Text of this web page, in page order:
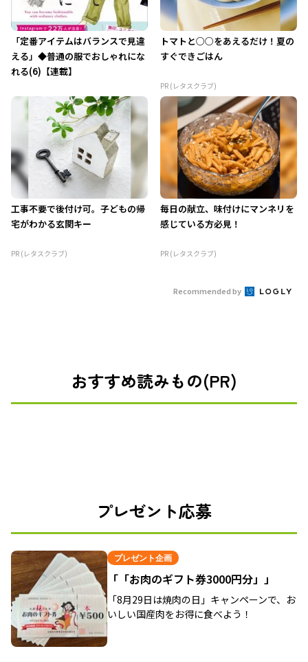
「定番アイテムはバランスで見違
える」◆普通の服でおしゃれにな
れる(6)【連載】
トマトと○○をあえるだけ！夏の
すぐできごはん
PR (レタスクラブ)
工事不要で後付け可。子どもの帰
宅がわかる玄関キー
PR (レタスクラブ)
毎日の献立、味付けにマンネリを
感じている方必見！
PR (レタスクラブ)
Recommended by
おすすめ読みもの(PR)
プレゼント応募
プレゼント企画
「「お肉のギフト券3000円分」」
「8月29日は焼肉の日」キャンペーンで、お
いしい国産肉をお得に食べよう！